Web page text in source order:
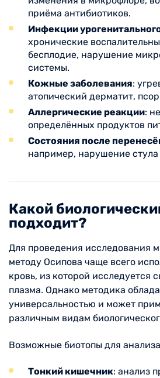
приёма антибиотиков.
Инфекции
хронические
бесплодие, нарушение
системы.
Кожные заболевания:
атопический дерматит,
Аллергические реакции:
определённых продуктов
Состояния после
например, нарушение стула
Какой
подходит?
Для проведения исследования
методу Осипова чаще всего
кровь, из которой исследуется
плазма. Однако методика
универсальностью и может
различным видам
Возможные биотопы для
Тонкий кишечник: анализ